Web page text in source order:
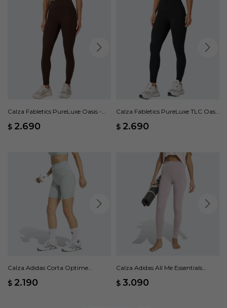
Calza Fabletics PureLuxe Oasis -
$ 2.690
Calza Fabletics PureLuxe TLC Oasis
$ 2.690
Calza Adidas Corta Optime
$ 2.190
Calza Adidas All Me Essentials
$ 3.090